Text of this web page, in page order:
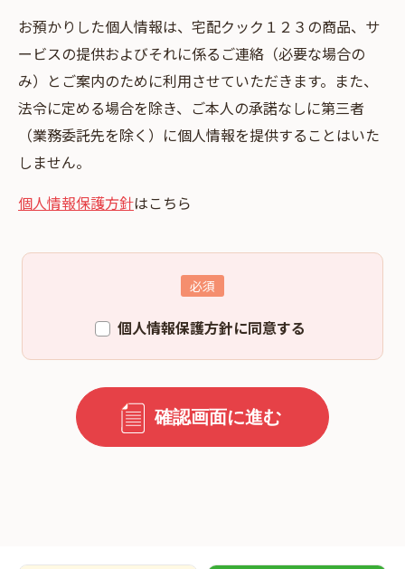
お預かりした個⼈情報は、宅配クック１２３の商品、サ
ービスの提供およびそれに係るご連絡（必要な場合の
み）とご案内のために利⽤させていただきます。また、
法令に定める場合を除き、ご本⼈の承諾なしに第三者
（業務委託先を除く）に個⼈情報を提供することはいた
しません。
個人情報保護方針はこちら
個人情報保護方針に同意する
確認画面に進む